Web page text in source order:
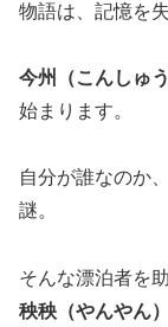
物語は、記憶を
今州（こんしゅ
始まります。
自分が誰なのか
謎。
そんな漂泊者を
秧秧（やんやん）